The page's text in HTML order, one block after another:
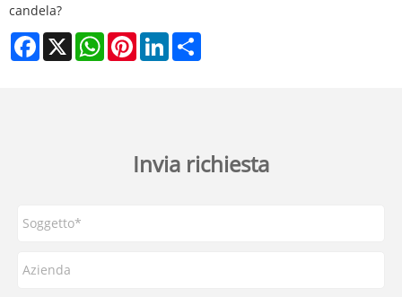
candela?
Facebook
X WhatsAppPinterestLinkedIn
Invia richiesta